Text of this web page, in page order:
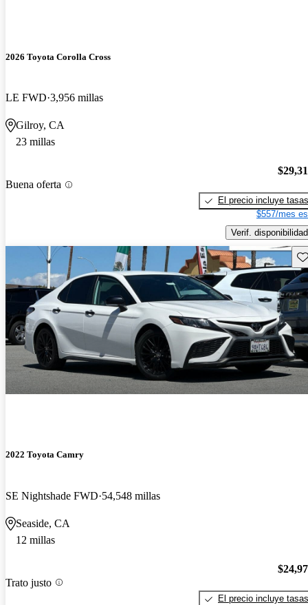
2026 Toyota Corolla Cross
LE FWD 3,956 millas
Gilroy, CA
23 millas
Buena oferta
El precio incluye tasas
$557/mes
Verif. disponibilidad
2022 Toyota Camry
SE Nightshade FWD 54,548 millas
Seaside, CA
12 millas
Trato justo
El precio incluye tasas